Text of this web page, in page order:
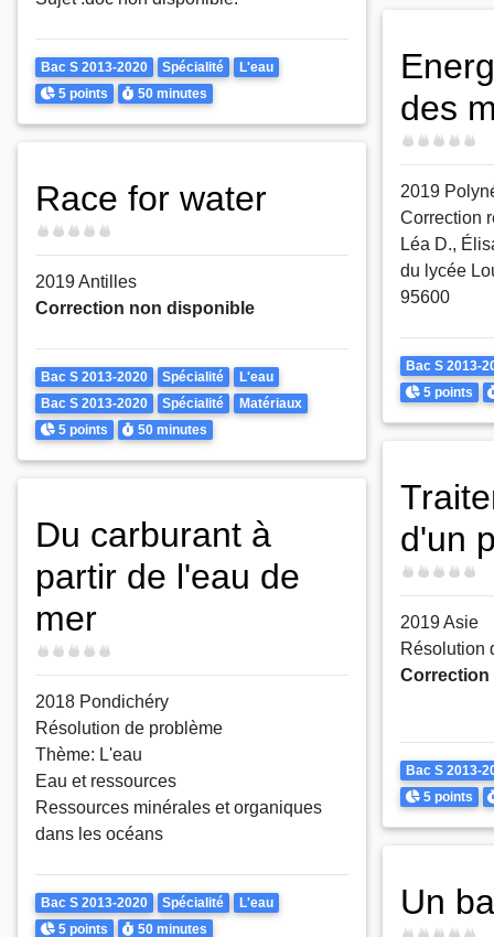
Theme
Bac S 2013-2020 Spécialité L'eau
Points
5 points Durée
50 minutes
des
Difficulté
2019
Correction
Léa D.,
du lycée
95600
Theme
Bac S 2013-
Points
5 points
Race for water
Difficulté
2019 Antilles
Correction non disponible
Theme
Bac S 2013-2020 Spécialité
L'eau
Bac S 2013-2020
Spécialité Matériaux
Points
5 points Durée
50 minutes
d'un
Difficulté
2019 Asie
Résolution
Theme
Bac S 2013-
Points
5 points
Du carburant à
partir de l'eau de
mer
Difficulté
2018 Pondichéry
Résolution de problème
Thème: L'eau
Eau et ressources
Ressources minérales et organiques
dans les océans
Theme
Bac S 2013-2020 Spécialité L'eau
Points
5 points Durée
50 minutes
Un